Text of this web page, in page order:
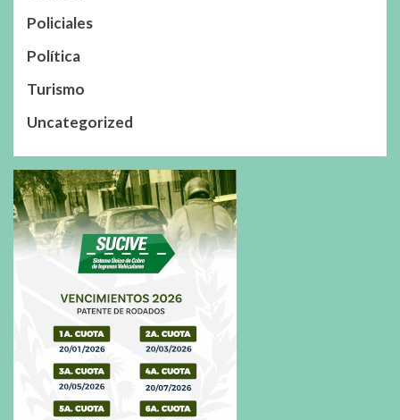
Policiales
Política
Turismo
Uncategorized